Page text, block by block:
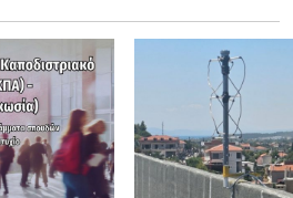
και του Τμήματος
και Οργανισμών τον Σεπτέμβριο
Σχολής Οικονομικών και
Νικόλαος Ηρειώτης, και ο
[…]